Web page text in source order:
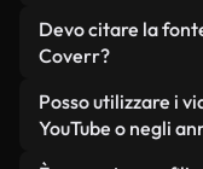
mantengono alta
tempi di
come LCP.
Puoi crearne uno
Studio. Ti basta
genererà in
in conformità
Devo citare la
Coverr?
Non è richiesto
Tutti i video
Posso utilizzare i
YouTube o negli